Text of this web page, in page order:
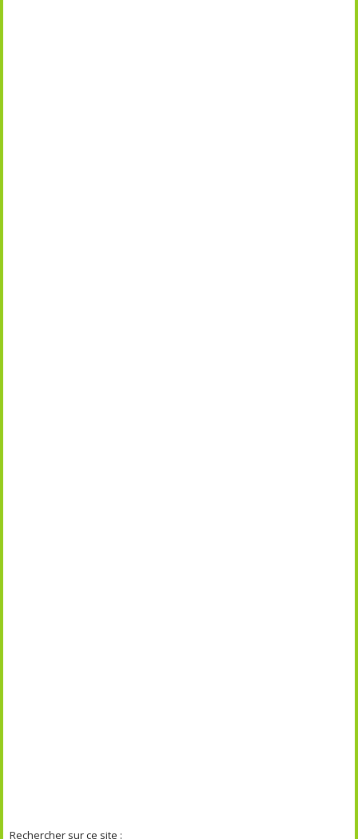
Rechercher sur ce site :